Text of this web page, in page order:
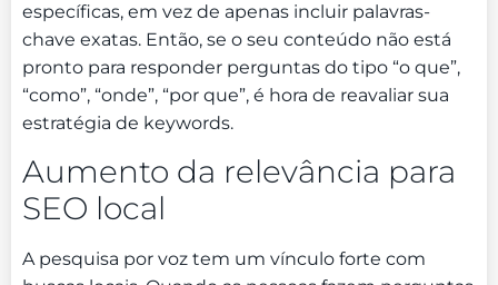
específicas, em vez de apenas incluir palavras-
chave exatas. Então, se o seu conteúdo não está
pronto para responder perguntas do tipo “o que”,
“como”, “onde”, “por que”, é hora de reavaliar sua
estratégia de keywords.
Aumento da relevância para
SEO local
A pesquisa por voz tem um vínculo forte com